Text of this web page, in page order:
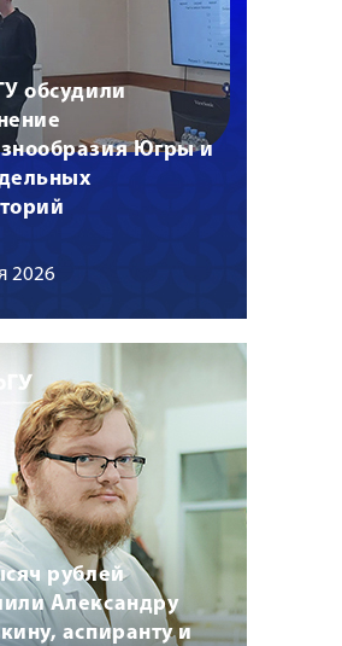
обсудили
Югры и
2026
рублей
Александру
аспиранту и